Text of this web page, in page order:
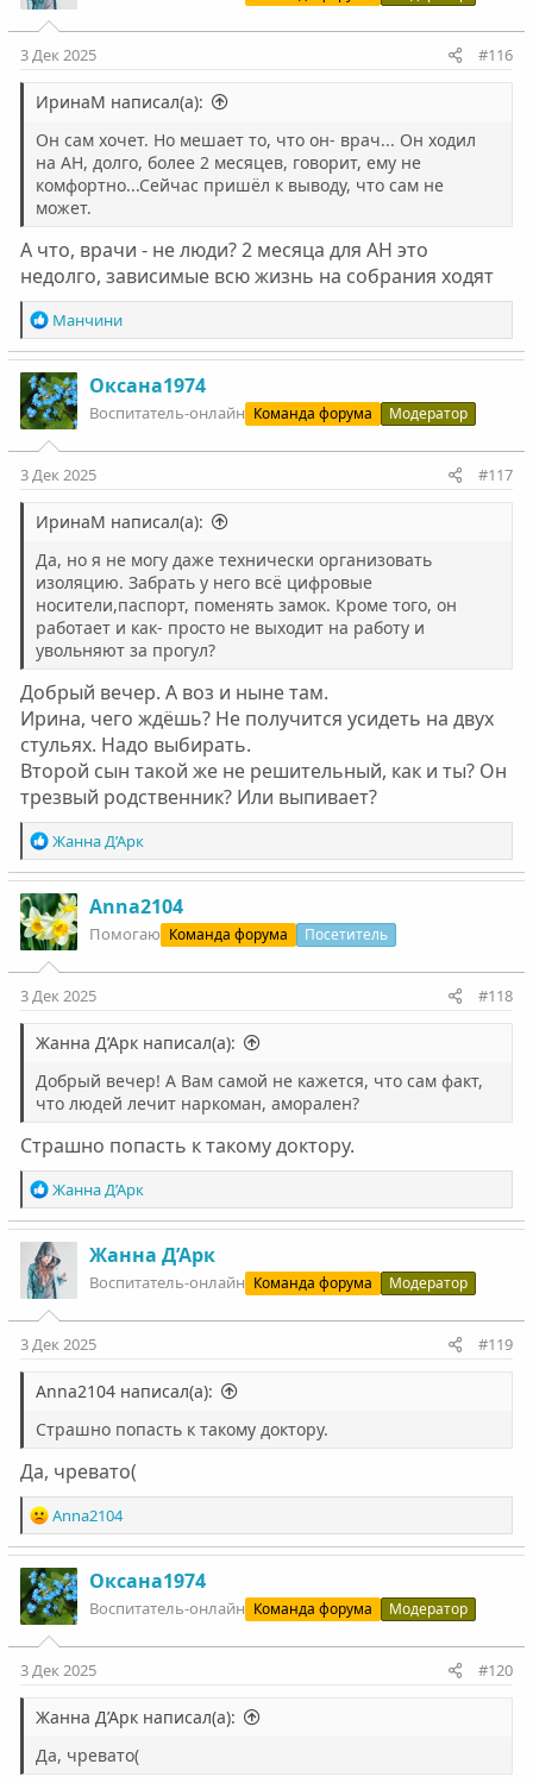
и
и
:
3 Дек 2025 #116
ИринаМ написал(а):
Он сам хочет. Но мешает то, что он- врач... Он ходил
на АН, долго, более 2 месяцев, говорит, ему не
комфортно...Сейчас пришёл к выводу, что сам не
может.
А что, врачи - не люди? 2 месяца для АН это
недолго, зависимые всю жизнь на собрания ходят
Р
е
а
к
ц
и
и
:
Манчини
Оксана1974
Воспитатель-онлайн Команда форума Модератор
3 Дек 2025 #117
ИринаМ написал(а):
Да, но я не могу даже технически организовать
изоляцию. Забрать у него всё цифровые
носители,паспорт, поменять замок. Кроме того, он
работает и как- просто не выходит на работу и
увольняют за прогул?
Добрый вечер. А воз и ныне там.
Ирина, чего ждёшь? Не получится усидеть на двух
стульях. Надо выбирать.
Второй сын такой же не решительный, как и ты? Он
трезвый родственник? Или выпивает?
Р
е
а
к
ц
и
и
:
Жанна Д’Арк
Anna2104
Помогаю Команда форума Посетитель
3 Дек 2025 #118
Жанна Д’Арк написал(а):
Добрый вечер! А Вам самой не кажется, что сам факт,
что людей лечит наркоман, аморален?
Страшно попасть к такому доктору.
Р
е
а
к
ц
и
и
:
Жанна Д’Арк
Жанна Д’Арк
Воспитатель-онлайн Команда форума Модератор
3 Дек 2025 #119
Anna2104 написал(а):
Страшно попасть к такому доктору.
Да, чревато(
Р
е
а
к
ц
и
и
:
Anna2104
Оксана1974
Воспитатель-онлайн Команда форума Модератор
3 Дек 2025 #120
Жанна Д’Арк написал(а):
Да, чревато(